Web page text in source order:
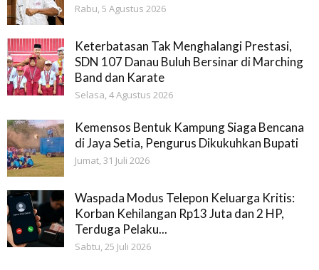
Rabu, 5 Agustus 2026
Keterbatasan Tak Menghalangi Prestasi,
SDN 107 Danau Buluh Bersinar di Marching
Band dan Karate
Selasa, 4 Agustus 2026
Kemensos Bentuk Kampung Siaga Bencana
di Jaya Setia, Pengurus Dikukuhkan Bupati
Jumat, 31 Juli 2026
Waspada Modus Telepon Keluarga Kritis:
Korban Kehilangan Rp13 Juta dan 2 HP,
Terduga Pelaku...
Sabtu, 25 Juli 2026